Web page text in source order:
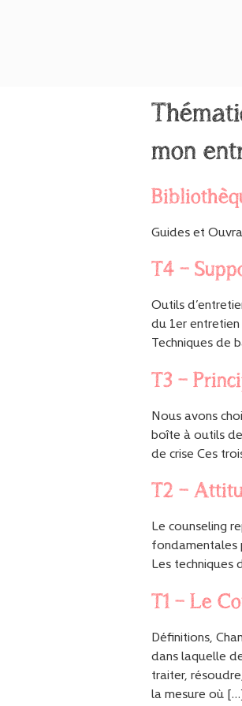
mon
Guides et
T4 –
Outils
du 1er entretien
Techniques de
T3 –
Nous avons
boîte à outils
de crise Ces
T2 –
Le counseling
fondamentales
Les techniques
T1 – Le
Définitions,
dans laquelle
traiter,
la mesure où […]